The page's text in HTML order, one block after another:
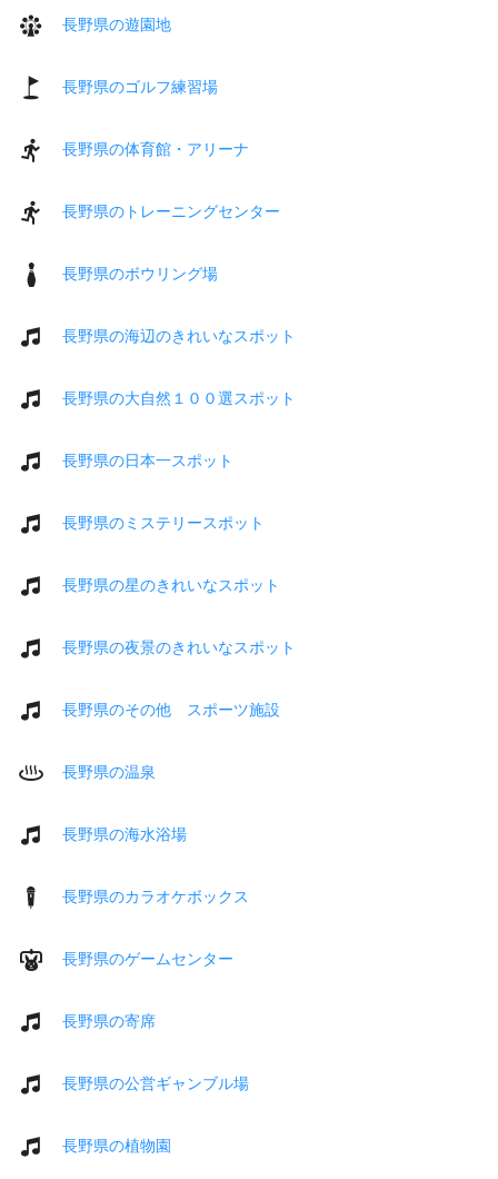
長野県の遊園地
長野県のゴルフ練習場
長野県の体育館・アリーナ
長野県のトレーニングセンター
長野県のボウリング場
長野県の海辺のきれいなスポット
長野県の大自然１００選スポット
長野県の日本一スポット
長野県のミステリースポット
長野県の星のきれいなスポット
長野県の夜景のきれいなスポット
長野県のその他 スポーツ施設
長野県の温泉
長野県の海水浴場
長野県のカラオケボックス
長野県のゲームセンター
長野県の寄席
長野県の公営ギャンブル場
長野県の植物園